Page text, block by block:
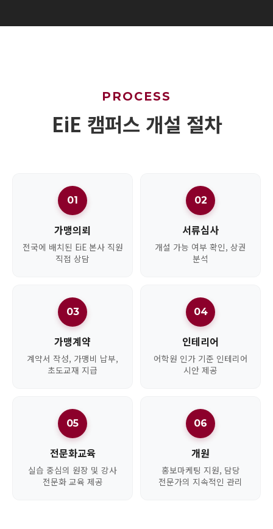
PROCESS
EiE 캠퍼스 개설 절차
01
가맹의뢰
전국에 배치된 EiE 본사 직원
직접 상담
02
서류심사
개설 가능 여부 확인, 상권
분석
03
가맹계약
계약서 작성, 가맹비 납부,
초도교재 지급
04
인테리어
어학원 인가 기준 인테리어
시안 제공
05
전문화교육
실습 중심의 원장 및 강사
전문화 교육 제공
06
개원
홍보마케팅 지원, 담당
전문가의 지속적인 관리